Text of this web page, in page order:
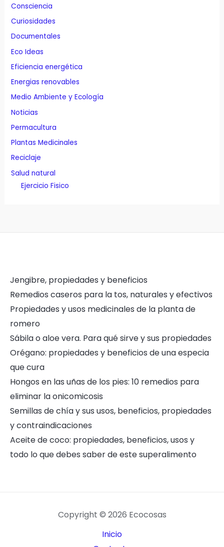
Consciencia
Curiosidades
Documentales
Eco Ideas
Eficiencia energética
Energias renovables
Medio Ambiente y Ecología
Noticias
Permacultura
Plantas Medicinales
Reciclaje
Salud natural
Ejercicio Fisico
Jengibre, propiedades y beneficios
Remedios caseros para la tos, naturales y efectivos
Propiedades y usos medicinales de la planta de
romero
Sábila o aloe vera. Para qué sirve y sus propiedades
Orégano: propiedades y beneficios de una especia
que cura
Hongos en las uñas de los pies: 10 remedios para
eliminar la onicomicosis
Semillas de chía y sus usos, beneficios, propiedades
y contraindicaciones
Aceite de coco: propiedades, beneficios, usos y
todo lo que debes saber de este superalimento
Copyright © 2026 Ecocosas
Inicio